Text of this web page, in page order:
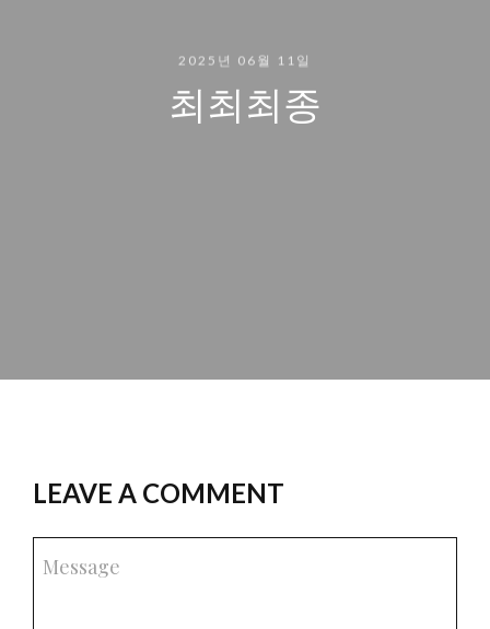
2025년 06월 11일
최최최종
LEAVE A COMMENT